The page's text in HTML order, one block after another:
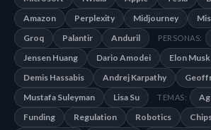
Amazon
Perplexity Midjourney
Groq
Palantir Anduril PERSONAS:
Jensen Huang
Dario Amodei Elon Musk
Demis Hassabis
Andrej Karpathy
Mustafa Suleyman
Lisa Su TEMAS:
Funding
Regulation Robotics